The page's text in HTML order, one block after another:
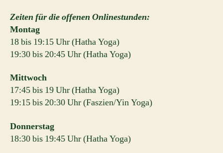
Zeiten für die offenen Onlinestunden:
Montag
18 bis 19:15 Uhr (Hatha Yoga)
19:30 bis 20:45 Uhr (Hatha Yoga)
Mittwoch
17:45 bis 19 Uhr (Hatha Yoga)
19:15 bis 20:30 Uhr (Faszien/Yin Yoga)
Donnerstag
18:30 bis 19:45 Uhr (Hatha Yoga)